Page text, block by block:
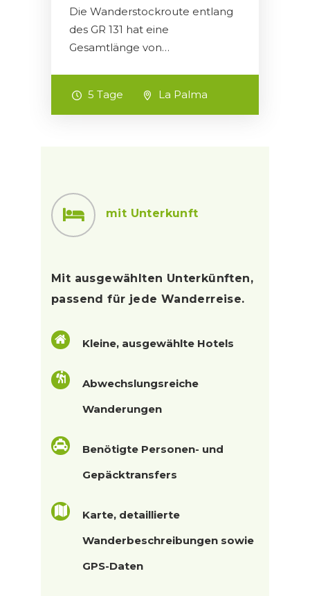
Die Wanderstockroute entlang
des GR 131 hat eine
Gesamtlänge von…
5 Tage La Palma
mit Unterkunft
Mit ausgewählten Unterkünften,
passend für jede Wanderreise.
Kleine, ausgewählte Hotels
Abwechslungsreiche
Wanderungen
Benötigte Personen- und
Gepäcktransfers
Karte, detaillierte
Wanderbeschreibungen sowie
GPS-Daten